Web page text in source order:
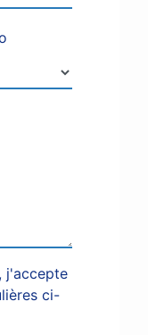
j'accepte
ci-